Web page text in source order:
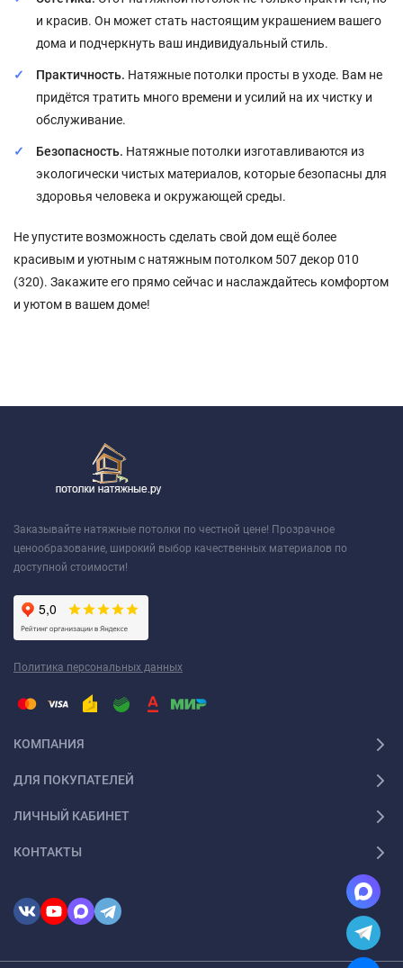
и красив. Он может стать настоящим украшением вашего
дома и подчеркнуть ваш индивидуальный стиль.
Практичность. Натяжные потолки просты в уходе. Вам не
придётся тратить много времени и усилий на их чистку и
обслуживание.
Безопасность. Натяжные потолки изготавливаются из
экологически чистых материалов, которые безопасны для
здоровья человека и окружающей среды.
Не упустите возможность сделать свой дом ещё более
красивым и уютным с натяжным потолком 507 декор 010
(320). Закажите его прямо сейчас и наслаждайтесь комфортом
и уютом в вашем доме!
Заказывайте натяжные потолки по честной цене! Прозрачное
ценообразование, широкий выбор качественных материалов по
доступной стоимости!
Политика персональных данных
КОМПАНИЯ
ДЛЯ ПОКУПАТЕЛЕЙ
ЛИЧНЫЙ КАБИНЕТ
КОНТАКТЫ